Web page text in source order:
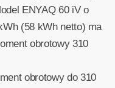
ENYAQ 60 iV o
(58 kWh netto) ma
obrotowy 310
obrotowy do 310